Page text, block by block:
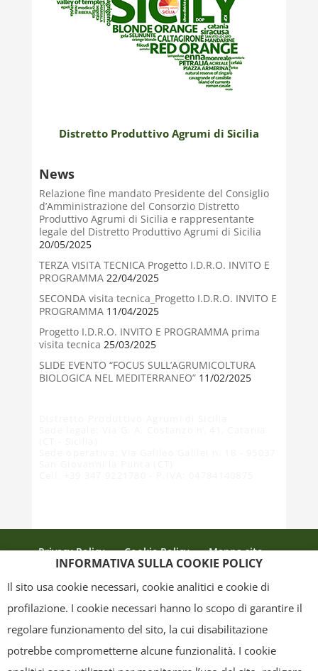
Distretto Produttivo Agrumi di Sicilia
News
Relazione fine mandato Presidente del Consiglio
d’Amministrazione del Consorzio Distretto
Produttivo Agrumi di Sicilia e rappresentante
legale del Distretto Produttivo Agrumi di Sicilia
20/05/2025
TERZA VISITA TECNICA Progetto I.D.R.O. INVITO E
PROGRAMMA22/04/2025
SECONDA visita tecnica_Progetto I.D.R.O. INVITO E
PROGRAMMA11/04/2025
Progetto I.D.R.O. INVITO E PROGRAMMA prima
visita tecnica 25/03/2025
SLIDE EVENTO “FOCUS SULL’AGRUMICOLTURA
BIOLOGICA NEL MEDITERRANEO”11/02/2025
Privacy Policy Cookie Policy
Mappa sito
grafica ed il layout) sono di proprietà del "Distretto Produttivo Agrumi di
INFORMATIVA SULLA COOKIE POLICY
Il sito usa cookie necessari, cookie analitici e cookie di
profilazione. I cookie necessari hanno lo scopo di garantire il
regolare funzionamento del sito, la cui disabilitazione
potrebbe comprometterne alcune funzionalità. I cookie